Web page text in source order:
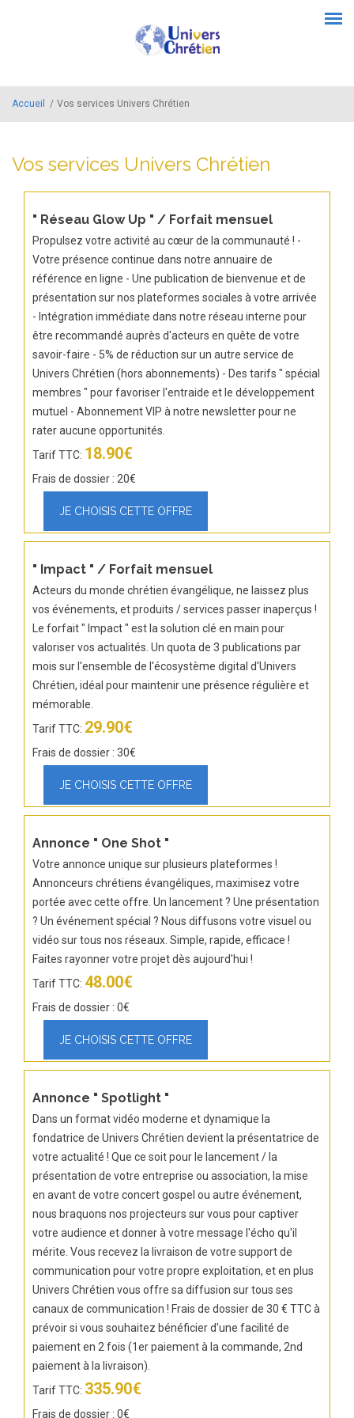
Menu principal
Accueil / Vos services Univers Chrétien
Vos services Univers Chrétien
" Réseau Glow Up " / Forfait mensuel
Propulsez votre activité au cœur de la communauté ! -
Votre présence continue dans notre annuaire de
référence en ligne - Une publication de bienvenue et de
présentation sur nos plateformes sociales à votre arrivée
- Intégration immédiate dans notre réseau interne pour
être recommandé auprès d'acteurs en quête de votre
savoir-faire - 5% de réduction sur un autre service de
Univers Chrétien (hors abonnements) - Des tarifs " spécial
membres " pour favoriser l'entraide et le développement
mutuel - Abonnement VIP à notre newsletter pour ne
rater aucune opportunités.
Tarif TTC: 18.90€
Frais de dossier : 20€
" Impact " / Forfait mensuel
Acteurs du monde chrétien évangélique, ne laissez plus
vos événements, et produits / services passer inaperçus !
Le forfait " Impact " est la solution clé en main pour
valoriser vos actualités. Un quota de 3 publications par
mois sur l'ensemble de l'écosystème digital d'Univers
Chrétien, idéal pour maintenir une présence régulière et
mémorable.
Tarif TTC: 29.90€
Frais de dossier : 30€
Annonce " One Shot "
Votre annonce unique sur plusieurs plateformes !
Annonceurs chrétiens évangéliques, maximisez votre
portée avec cette offre. Un lancement ? Une présentation
? Un événement spécial ? Nous diffusons votre visuel ou
vidéo sur tous nos réseaux. Simple, rapide, efficace !
Faites rayonner votre projet dès aujourd'hui !
Tarif TTC: 48.00€
Frais de dossier : 0€
Annonce " Spotlight "
Dans un format vidéo moderne et dynamique la
fondatrice de Univers Chrétien devient la présentatrice de
votre actualité ! Que ce soit pour le lancement / la
présentation de votre entreprise ou association, la mise
en avant de votre concert gospel ou autre événement,
nous braquons nos projecteurs sur vous pour captiver
votre audience et donner à votre message l'écho qu'il
mérite. Vous recevez la livraison de votre support de
communication pour votre propre exploitation, et en plus
Univers Chrétien vous offre sa diffusion sur tous ses
canaux de communication ! Frais de dossier de 30 € TTC à
prévoir si vous souhaitez bénéficier d'une facilité de
paiement en 2 fois (1er paiement à la commande, 2nd
paiement à la livraison).
Tarif TTC: 335.90€
Frais de dossier : 0€